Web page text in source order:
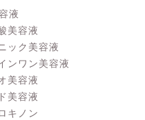
液
美容液
ック美容液
ンワン美容液
美容液
美容液
キノン